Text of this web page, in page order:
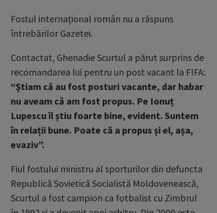
Fostul internațional român nu a răspuns
întrebărilor Gazetei.
Contactat, Ghenadie Scurtul a părut surprins de
recomandarea lui pentru un post vacant la FIFA:
“Știam că au fost posturi vacante, dar habar
nu aveam că am fost propus. Pe Ionuț
Lupescu îl știu foarte bine, evident. Suntem
în relații bune. Poate că a propus și el, așa,
evaziv”.
Fiul fostului ministru al sporturilor din defuncta
Republică Sovietică Socialistă Moldovenească,
Scurtul a fost campion ca fotbalist cu Zimbrul